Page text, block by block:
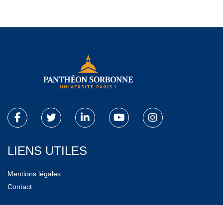
LIENS UTILES
Mentions légales
Contact